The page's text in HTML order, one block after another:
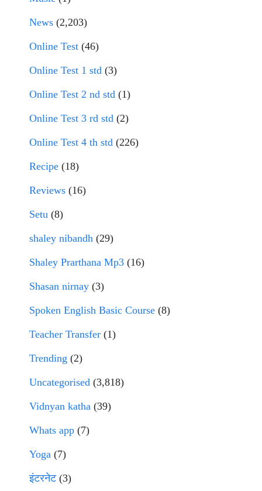
News (2,203)
Online Test (46)
Online Test 1 std (3)
Online Test 2 nd std (1)
Online Test 3 rd std (2)
Online Test 4 th std (226)
Recipe (18)
Reviews (16)
Setu (8)
shaley nibandh (29)
Shaley Prarthana Mp3 (16)
Shasan nirnay (3)
Spoken English Basic Course (8)
Teacher Transfer (1)
Trending (2)
Uncategorised (3,818)
Vidnyan katha (39)
Whats app (7)
Yoga (7)
इंटरनेट(3)